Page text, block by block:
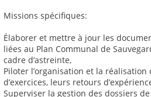
Missions spécifiques:
Élaborer et mettre à jour les
liées au Plan Communal de
cadre d’astreinte,
Piloter l’organisation et la réalisation
d’exercices, leurs retours
Superviser la gestion des dossiers